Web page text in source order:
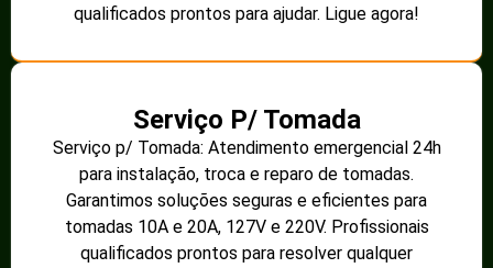
qualificados prontos para ajudar. Ligue agora!
Serviço P/ Tomada
Serviço p/ Tomada: Atendimento emergencial 24h
para instalação, troca e reparo de tomadas.
Garantimos soluções seguras e eficientes para
tomadas 10A e 20A, 127V e 220V. Profissionais
qualificados prontos para resolver qualquer